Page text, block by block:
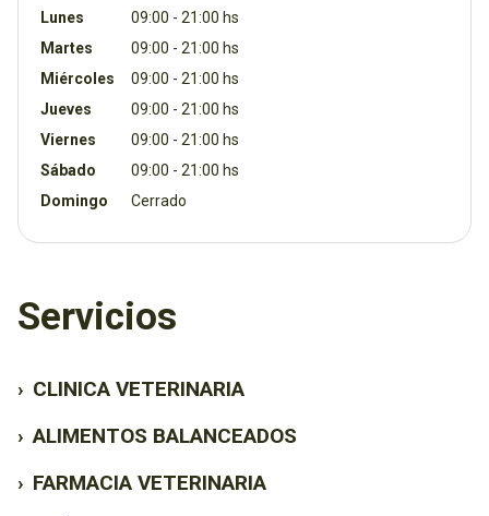
Lunes
09:00 - 21:00 hs
Martes
09:00 - 21:00 hs
Miércoles
09:00 - 21:00 hs
Jueves
09:00 - 21:00 hs
Viernes
09:00 - 21:00 hs
Sábado
09:00 - 21:00 hs
Domingo
Cerrado
Servicios
› CLINICA VETERINARIA
› ALIMENTOS BALANCEADOS
› FARMACIA VETERINARIA